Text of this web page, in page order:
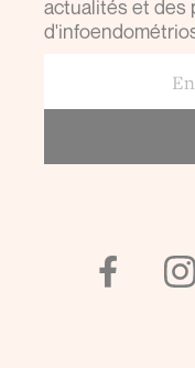
actualités et des